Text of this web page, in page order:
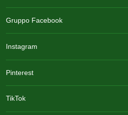
Gruppo Facebook
Instagram
Pinterest
TikTok